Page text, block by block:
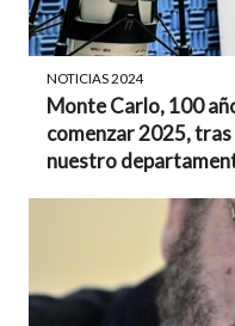
NOTICIAS 2024
Monte Carlo, 100
comenzar 2025,
nuestro